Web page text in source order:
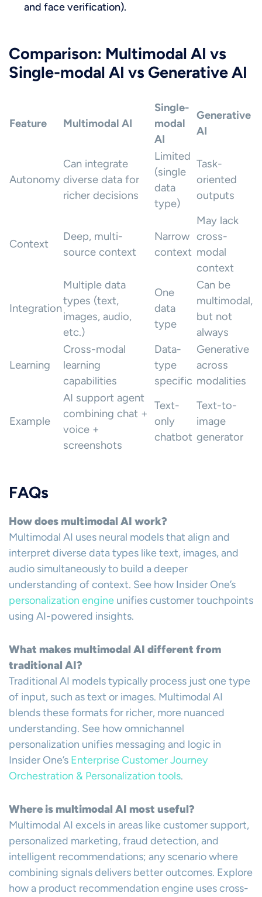
and face verification).
Comparison: Multimodal AI vs
Single-modal AI vs Generative AI
Feature Multimodal AI
Single-
modal
AI
Generative
AI
Autonomy
Can integrate
diverse data for
richer decisions
Limited
(single
data
type)
Task-
oriented
outputs
Context
Deep, multi-
source context
Narrow
context
May lack
cross-
modal
context
Integration
Multiple data
types (text,
images, audio,
etc.)
One
data
type
Can be
multimodal,
but not
always
Learning
Cross-modal
learning
capabilities
Data-
type
specific
Generative
across
modalities
Example
AI support agent
combining chat +
voice +
screenshots
Text-
only
chatbot
Text-to-
image
generator
FAQs
How does multimodal AI work?
Multimodal AI uses neural models that align and
interpret diverse data types like text, images, and
audio simultaneously to build a deeper
understanding of context. See how Insider One’s
personalization engine unifies customer touchpoints
using AI-powered insights.
What makes multimodal AI different from
traditional AI?
Traditional AI models typically process just one type
of input, such as text or images. Multimodal AI
blends these formats for richer, more nuanced
understanding. See how omnichannel
personalization unifies messaging and logic in
Insider One’s Enterprise Customer Journey
Orchestration & Personalization tools.
Where is multimodal AI most useful?
Multimodal AI excels in areas like customer support,
personalized marketing, fraud detection, and
intelligent recommendations; any scenario where
combining signals delivers better outcomes. Explore
how a product recommendation engine uses cross-